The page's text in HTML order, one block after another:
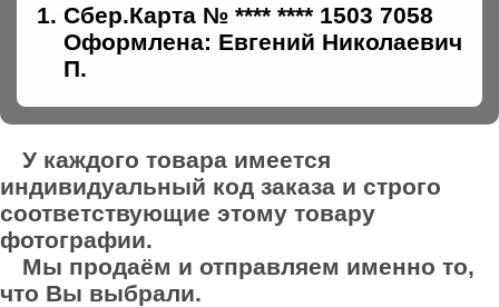
Сбер.Карта № **** **** 1503 7058
Оформлена: Евгений Николаевич
П.
У каждого товара имеется
индивидуальный код заказа и строго
соответствующие этому товару
фотографии.
Мы продаём и отправляем именно то,
что Вы выбрали.